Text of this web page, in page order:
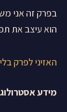
בפרק זה אני
הוא עיצב את
האזיני לפרק
מידע